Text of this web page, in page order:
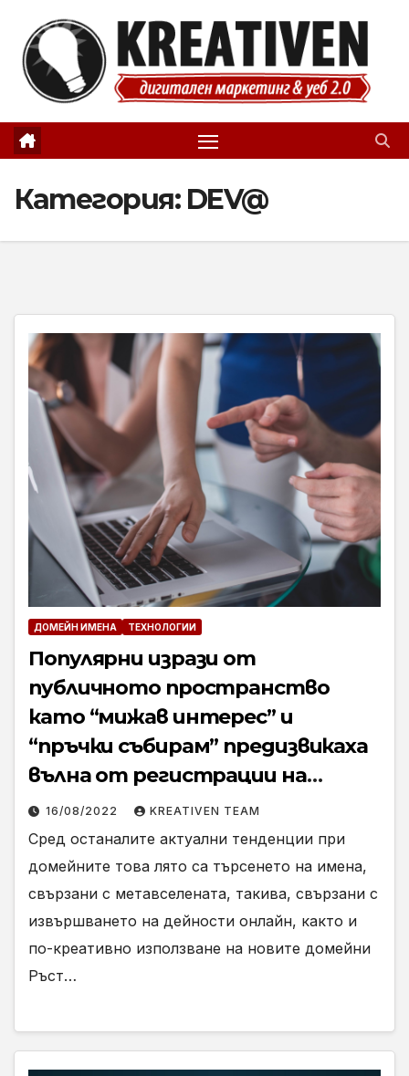
content
Категория: DEV@
ДОМЕЙН ИМЕНА ТЕХНОЛОГИИ
Популярни изрази от
публичното пространство
като “мижав интерес” и
“пръчки събирам” предизвикаха
вълна от регистрации на
домейни
16/08/2022 KREATIVEN TEAM
Сред останалите актуални тенденции при
домейните това лято са търсенето на имена,
свързани с метавселената, такива, свързани с
извършването на дейности онлайн, както и
по-креативно използване на новите домейни
Ръст…